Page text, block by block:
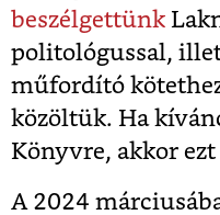
beszélgettünk
politológussal,
műfordító
közöltük. Ha
Könyvre, akkor ezt
A 2024